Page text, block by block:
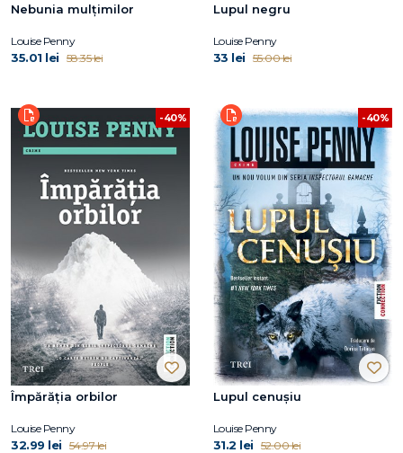
Nebunia mulțimilor
Louise Penny
35.01 lei 58.35 lei
Lupul negru
Louise Penny
33 lei 55.00 lei
-40%
Împărăția orbilor
Louise Penny
32.99 lei 54.97 lei
-40%
Lupul cenușiu
Louise Penny
31.2 lei 52.00 lei